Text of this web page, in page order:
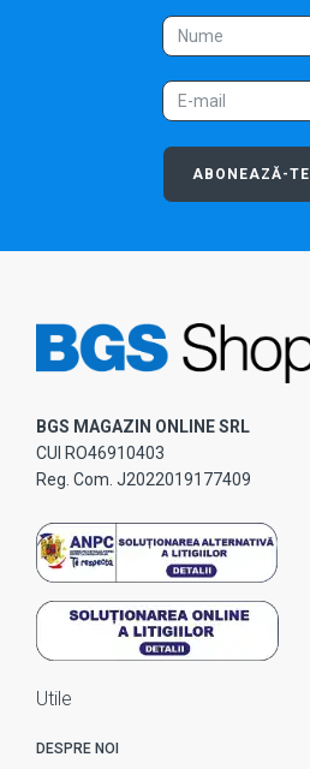
ABONEAZĂ-TE
BGS MAGAZIN ONLINE SRL
CUI RO46910403
Reg. Com. J2022019177409
Utile
DESPRE NOI